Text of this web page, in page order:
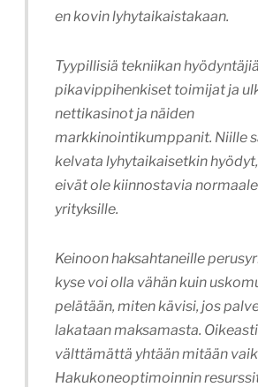
en kovin lyhytaikaistakaan.
Tyypillisiä tekniikan
pikavippihenkiset toimijat ja
nettikasinot ja näiden
markkinointikumppanit. Niille
kelvata lyhytaikaisetkin
eivät ole kiinnostavia
yrityksille.
Keinoon haksahtaneille
kyse voi olla vähän kuin
pelätään, miten kävisi, jos
lakataan maksamasta.
välttämättä yhtään mitään
Hakukoneoptimoinnin